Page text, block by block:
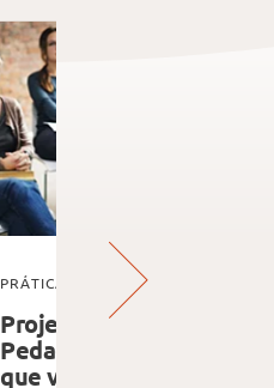
PRÁTICAS PEDAGÓGICAS
Projeto Político-
Pedagógico: tudo o
que você precisa saber